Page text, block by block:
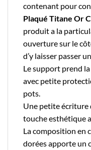
contenant pour
Plaqué Titane Or
produit a la
ouverture sur le
d’y laisser passer
Le support prend
avec petite
pots.
Une petite écriture
touche esthétique
La composition en
dorées apporte un